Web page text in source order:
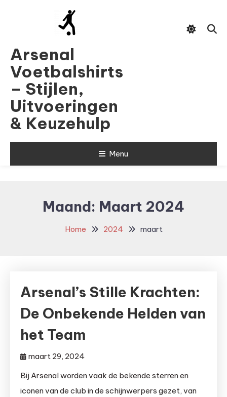
Arsenal
Voetbalshirts
– Stijlen,
Uitvoeringen
& Keuzehulp
Menu
Maand: Maart 2024
Home 2024 maart
Arsenal’s Stille Krachten:
De Onbekende Helden van
het Team
maart 29, 2024
Bij Arsenal worden vaak de bekende sterren en
iconen van de club in de schijnwerpers gezet, van